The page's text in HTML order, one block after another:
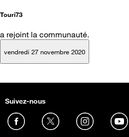
Touri73
a rejoint la communauté.
vendredi 27 novembre 2020
Suivez-nous